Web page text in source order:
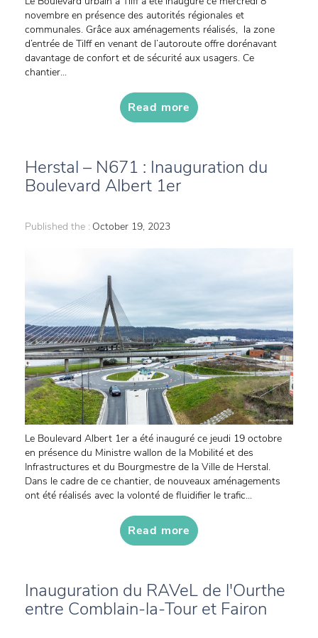
novembre en présence des autorités régionales et
communales. Grâce aux aménagements réalisés, la zone
d’entrée de Tilff en venant de l’autoroute offre dorénavant
davantage de confort et de sécurité aux usagers. Ce
chantier...
Read more
Herstal – N671 : Inauguration du
Boulevard Albert 1er
Published the : October 19, 2023
Le Boulevard Albert 1er a été inauguré ce jeudi 19 octobre
en présence du Ministre wallon de la Mobilité et des
Infrastructures et du Bourgmestre de la Ville de Herstal.
Dans le cadre de ce chantier, de nouveaux aménagements
ont été réalisés avec la volonté de fluidifier le trafic...
Read more
Inauguration du RAVeL de l'Ourthe
entre Comblain-la-Tour et Fairon